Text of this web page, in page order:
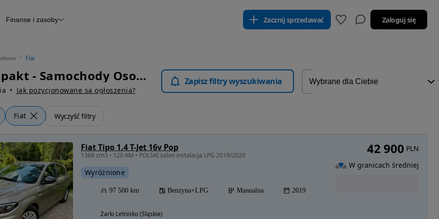
Raport z inspekcji
Otomoto News
Finanse i zasoby Zacznij sprzedawać Zaloguj się
Fiat
Fiat Kompakt - Samochody Osobowe
Jak pozycjonowane są ogłoszenia?
Zapisz filtry wyszukiwania
Fiat Wyczyść filtry
Fiat Tipo 1.4 T-Jet 16v Pop
1368 cm3 • 120 KM • POLSKI salon instalacja LPG 2019/2020
Wyróżnione
97 500 km Benzyna+LPG Manualna 2019
Żarki Letnisko (Śląskie)
42 900 PLN
W granicach średniej